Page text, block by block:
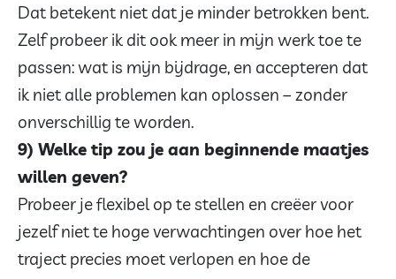
Dat betekent niet dat je minder betrokken bent.
Zelf probeer ik dit ook meer in mijn werk toe te
passen: wat is mijn bijdrage, en accepteren dat
ik niet alle problemen kan oplossen – zonder
onverschillig te worden.
9) Welke tip zou je aan beginnende maatjes
willen geven?
Probeer je flexibel op te stellen en creëer voor
jezelf niet te hoge verwachtingen over hoe het
traject precies moet verlopen en hoe de